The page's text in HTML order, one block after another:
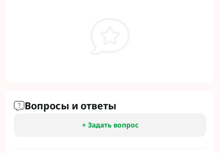
Вопросы и ответы
+ Задать вопрос